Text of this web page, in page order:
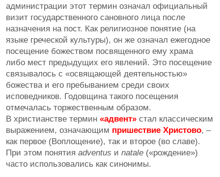
администрации этот термин означал официальный
визит государственного сановного лица после
назначения на пост. Как религиозное понятие (на
языке греческой культуры), он же означал ежегодное
посещение божеством посвященного ему храма
либо мест предыдущих его явлений. Это посещение
связывалось с «освящающей деятельностью»
божества и его пребыванием среди своих
исповедников. Годовщина такого посещения
отмечалась торжественным образом.
В христианстве термин «адвент» стал классическим
выражением, означающим пришествие Христово, –
как первое (Воплощение), так и второе (во славе).
При этом понятия adventus и natale («рождение»)
часто использовались как синонимы.